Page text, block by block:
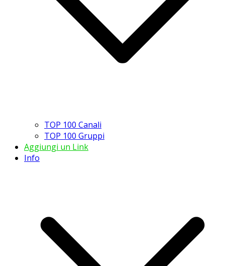
TOP 100 Canali
TOP 100 Gruppi
Aggiungi un Link
Info